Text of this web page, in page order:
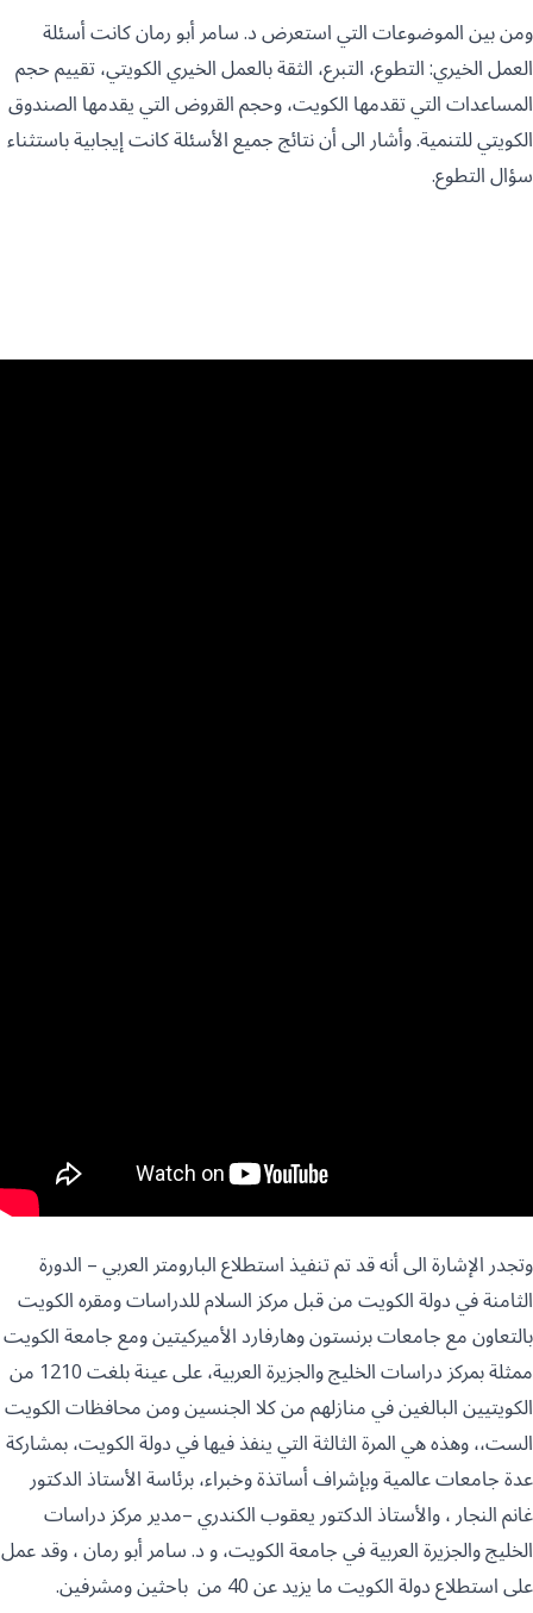
ومن بين الموضوعات التي استعرض د. سامر أبو رمان كانت أسئلة
العمل الخيري: التطوع، التبرع، الثقة بالعمل الخيري الكويتي، تقييم حجم
المساعدات التي تقدمها الكويت، وحجم القروض التي يقدمها الصندوق
الكويتي للتنمية. وأشار الى أن نتائج جميع الأسئلة كانت إيجابية باستثناء
سؤال التطوع.
وتجدر الإشارة الى أنه قد تم تنفيذ استطلاع البارومتر العربي – الدورة
الثامنة في دولة الكويت من قبل مركز السلام للدراسات ومقره الكويت
بالتعاون مع جامعات برنستون وهارفارد الأميركيتين ومع جامعة الكويت
ممثلة بمركز دراسات الخليج والجزيرة العربية، على عينة بلغت 1210 من
الكويتيين البالغين في منازلهم من كلا الجنسين ومن محافظات الكويت
الست،، وهذه هي المرة الثالثة التي ينفذ فيها في دولة الكويت، بمشاركة
عدة جامعات عالمية وبإشراف أساتذة وخبراء، برئاسة الأستاذ الدكتور
غانم النجار ، والأستاذ الدكتور يعقوب الكندري –مدير مركز دراسات
الخليج والجزيرة العربية في جامعة الكويت، و د. سامر أبو رمان ، وقد عمل
على استطلاع دولة الكويت ما يزيد عن 40 من باحثين ومشرفين.